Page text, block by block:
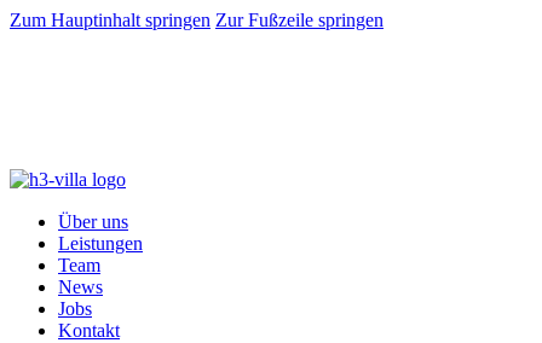
Zum Hauptinhalt springen Zur Fußzeile springen
Über uns
Leistungen
Team
News
Jobs
Kontakt